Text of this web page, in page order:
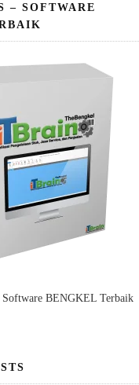
– SOFTWARE
BENGKEL Terbaik